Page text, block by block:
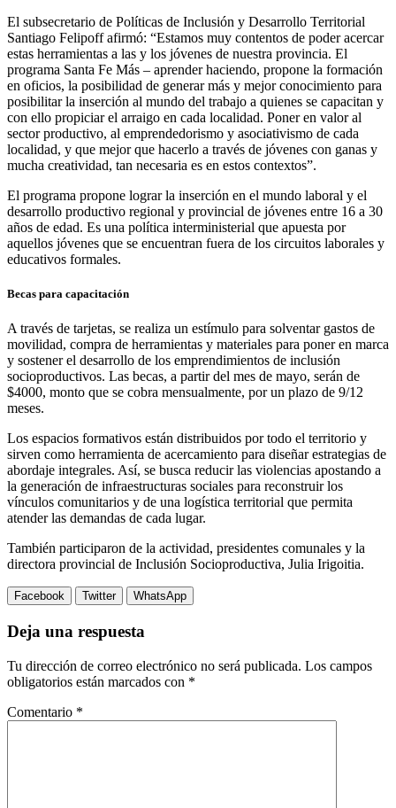
El subsecretario de Políticas de Inclusión y Desarrollo Territorial
Santiago Felipoff afirmó: “Estamos muy contentos de poder acercar
estas herramientas a las y los jóvenes de nuestra provincia. El
programa Santa Fe Más – aprender haciendo, propone la formación
en oficios, la posibilidad de generar más y mejor conocimiento para
posibilitar la inserción al mundo del trabajo a quienes se capacitan y
con ello propiciar el arraigo en cada localidad. Poner en valor al
sector productivo, al emprendedorismo y asociativismo de cada
localidad, y que mejor que hacerlo a través de jóvenes con ganas y
mucha creatividad, tan necesaria es en estos contextos”.
El programa propone lograr la inserción en el mundo laboral y el
desarrollo productivo regional y provincial de jóvenes entre 16 a 30
años de edad. Es una política interministerial que apuesta por
aquellos jóvenes que se encuentran fuera de los circuitos laborales y
educativos formales.
Becas para capacitación
A través de tarjetas, se realiza un estímulo para solventar gastos de
movilidad, compra de herramientas y materiales para poner en marca
y sostener el desarrollo de los emprendimientos de inclusión
socioproductivos. Las becas, a partir del mes de mayo, serán de
$4000, monto que se cobra mensualmente, por un plazo de 9/12
meses.
Los espacios formativos están distribuidos por todo el territorio y
sirven como herramienta de acercamiento para diseñar estrategias de
abordaje integrales. Así, se busca reducir las violencias apostando a
la generación de infraestructuras sociales para reconstruir los
vínculos comunitarios y de una logística territorial que permita
atender las demandas de cada lugar.
También participaron de la actividad, presidentes comunales y la
directora provincial de Inclusión Socioproductiva, Julia Irigoitia.
Facebook Twitter WhatsApp
Deja una respuesta
Tu dirección de correo electrónico no será publicada. Los campos
obligatorios están marcados con *
Comentario *